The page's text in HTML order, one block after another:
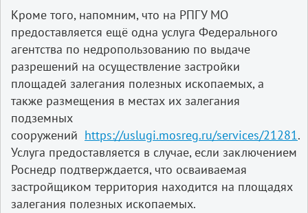
Кроме того, напомним, что на РПГУ МО
предоставляется ещё одна услуга Федерального
агентства по недропользованию по выдаче
разрешений на осуществление застройки
площадей залегания полезных ископаемых, а
также размещения в местах их залегания
подземных
сооружений https://uslugi.mosreg.ru/services/21281.
Услуга предоставляется в случае, если заключением
Роснедр подтверждается, что осваиваемая
застройщиком территория находится на площадях
залегания полезных ископаемых.